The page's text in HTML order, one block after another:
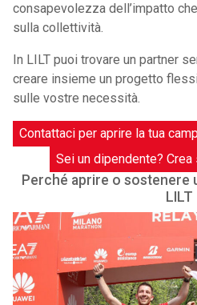
consapevolezza dell’impatto
sulla collettività.
In LILT puoi trovare un partner
creare insieme un progetto
sulle vostre necessità.
Contattaci per aprire la tua
Sei un dipendente?
Perché aprire o sostenere
LILT